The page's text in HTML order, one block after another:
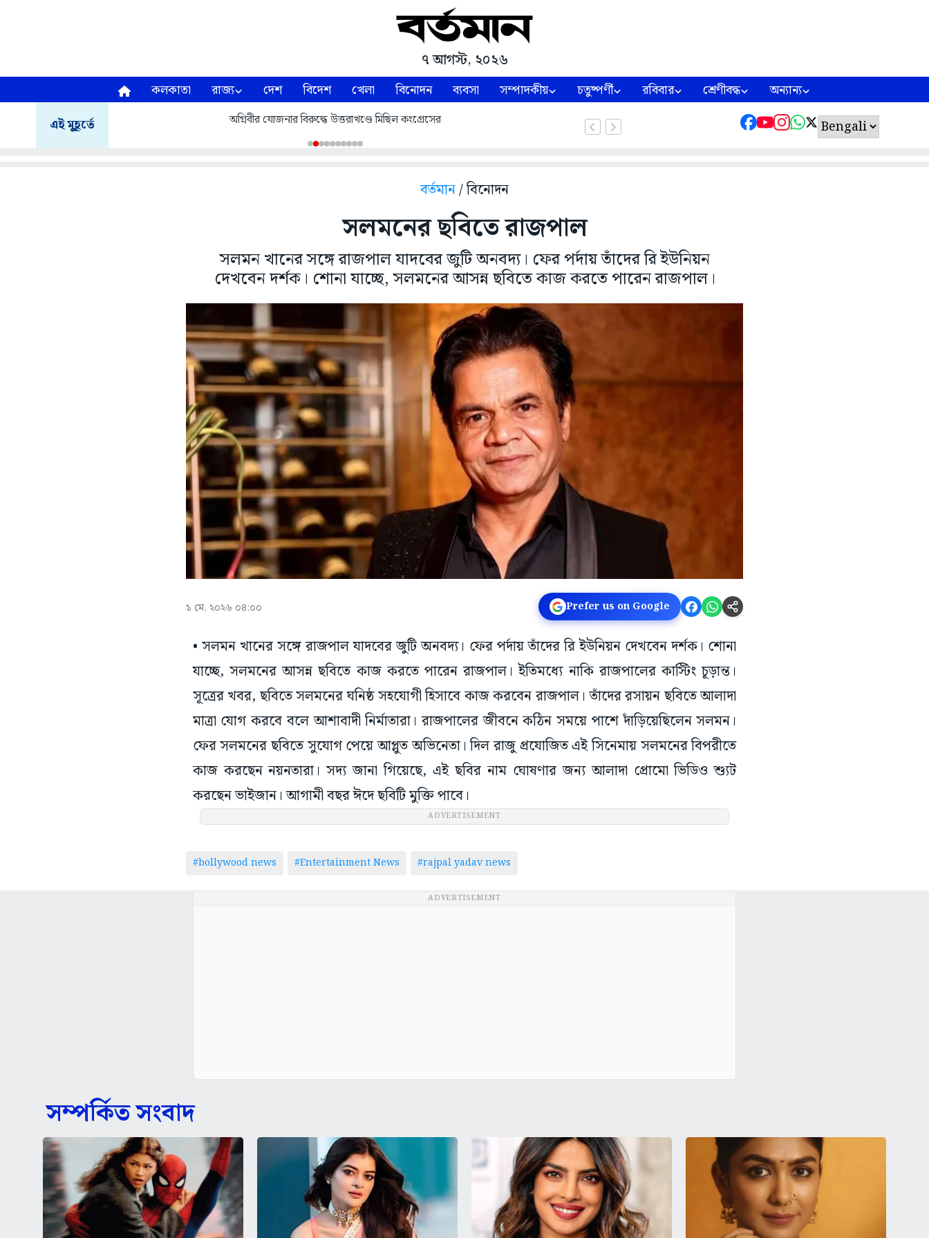
৭ আগস্ট, ২০২৬
কলকাতা রাজ্য দেশ বিদেশ খেলা বিনোদন ব্যবসা সম্পাদকীয় চতুষ্পর্ণী রবিবার শ্রেণীবদ্ধ অন্যান্য
এই মুহূর্তে অগ্নিবীর যোজনার বিরুদ্ধে উত্তরাখণ্ডে মিছিল কংগ্রেসের
বর্তমান/ বিনোদন
সলমনের ছবিতে রাজপাল
সলমন খানের সঙ্গে রাজপাল যাদবের জুটি অনবদ্য। ফের পর্দায় তাঁদের রি ইউনিয়ন
দেখবেন দর্শক। শোনা যাচ্ছে, সলমনের আসন্ন ছবিতে কাজ করতে পারেন রাজপাল।
১ মে, ২০২৬ ০৪:০০ Prefer us on Google
• সলমন খানের সঙ্গে রাজপাল যাদবের জুটি অনবদ্য। ফের পর্দায় তাঁদের রি ইউনিয়ন দেখবেন দর্শক। শোনা
যাচ্ছে, সলমনের আসন্ন ছবিতে কাজ করতে পারেন রাজপাল। ইতিমধ্যে নাকি রাজপালের কাস্টিং চূড়ান্ত।
সূত্রের খবর, ছবিতে সলমনের ঘনিষ্ঠ সহযোগী হিসাবে কাজ করবেন রাজপাল। তাঁদের রসায়ন ছবিতে আলাদা
মাত্রা যোগ করবে বলে আশাবাদী নির্মাতারা। রাজপালের জীবনে কঠিন সময়ে পাশে দাঁড়িয়েছিলেন সলমন।
ফের সলমনের ছবিতে সুযোগ পেয়ে আপ্লুত অভিনেতা। দিল রাজু প্রযোজিত এই সিনেমায় সলমনের বিপরীতে
কাজ করছেন নয়নতারা। সদ্য জানা গিয়েছে, এই ছবির নাম ঘোষণার জন্য আলাদা প্রোমো ভিডিও শ্যুট
করছেন ভাইজান। আগামী বছর ঈদে ছবিটি মুক্তি পাবে।
ADVERTISEMENT
#bollywood news #Entertainment News #rajpal yadav news
ADVERTISEMENT
সম্পর্কিত সংবাদ